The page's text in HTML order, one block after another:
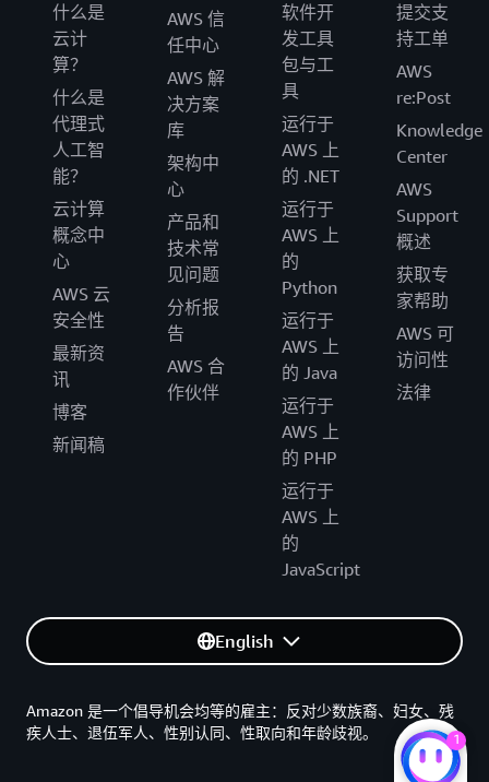
什么是
云计
算？
什么是
代理式
人工智
能？
云计算
概念中
心
AWS 云
安全性
最新资
讯
博客
新闻稿
AWS 信
任中心
AWS 解
决方案
库
架构中
心
产品和
技术常
见问题
分析报
告
AWS 合
作伙伴
软件开
发工具
包与工
具
运行于
AWS 上
的 .NET
运行于
AWS 上
的
Python
运行于
AWS 上
的 Java
运行于
AWS 上
的 PHP
运行于
AWS 上
的
JavaScript
提交支
持工单
AWS
re:Post
Knowledge
Center
AWS
Support
概述
获取专
家帮助
AWS 可
访问性
法律
English
Amazon 是一个倡导机会均等的雇主：反对少数族裔、妇女、残
疾人士、退伍军人、性别认同、性取向和年龄歧视。
1